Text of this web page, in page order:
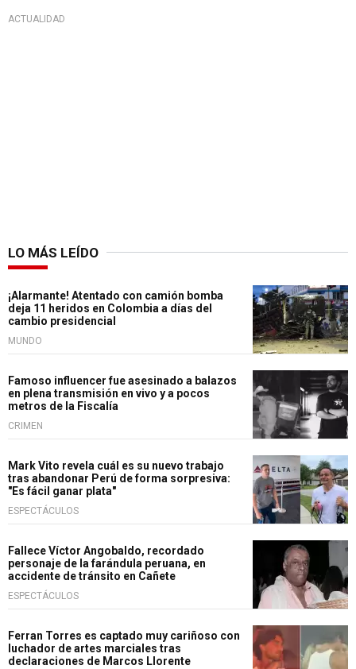
ACTUALIDAD
LO MÁS LEÍDO
¡Alarmante! Atentado con camión bomba
deja 11 heridos en Colombia a días del
cambio presidencial
MUNDO
Famoso influencer fue asesinado a balazos
en plena transmisión en vivo y a pocos
metros de la Fiscalía
CRIMEN
Mark Vito revela cuál es su nuevo trabajo
tras abandonar Perú de forma sorpresiva:
"Es fácil ganar plata"
ESPECTÁCULOS
Fallece Víctor Angobaldo, recordado
personaje de la farándula peruana, en
accidente de tránsito en Cañete
ESPECTÁCULOS
Ferran Torres es captado muy cariñoso con
luchador de artes marciales tras
declaraciones de Marcos Llorente